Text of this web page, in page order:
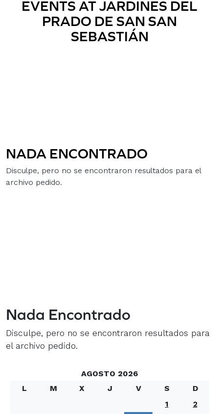
EVENTS ATJARDINES DEL
PRADO DE SAN SAN
SEBASTIÁN
NADA ENCONTRADO
Disculpe, pero no se encontraron resultados para el
archivo pedido.
Nada Encontrado
Disculpe, pero no se encontraron resultados para
el archivo pedido.
AGOSTO 2026
L
M X J V S
D
1
2